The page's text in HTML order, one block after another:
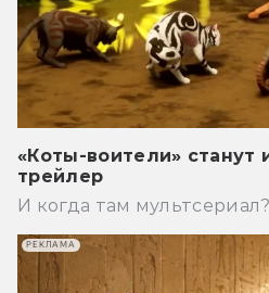
«Коты-воители» станут
трейлер
И когда там мультсериал?
РЕКЛАМА